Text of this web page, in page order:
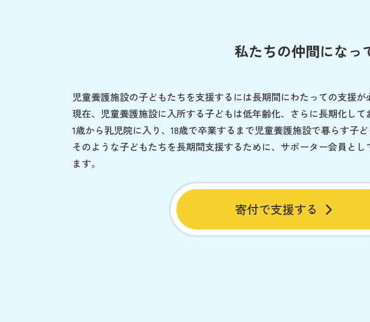
私たちの仲間になっ
児童養護施設の子どもたちを支援するには長期間にわたっての支援が
現在、児童養護施設に入所する子どもは低年齢化、さらに長期化して
1歳から乳児院に入り、18歳で卒業するまで児童養護施設で暮らす子ど
そのような子どもたちを長期間支援するために、サポーター会員と
ます。
寄付で支援する